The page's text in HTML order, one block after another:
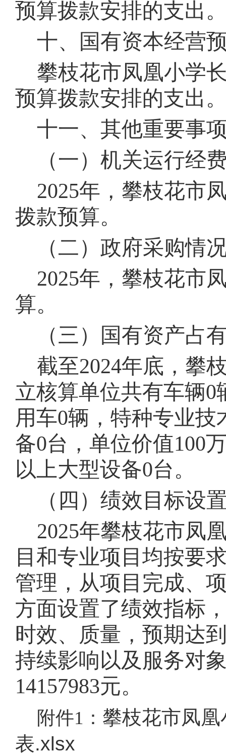
预算拨款安排的支出
十、国有资本经营
攀枝花市凤凰小学
预算拨款安排的支出
十一、其他重要事
（一）机关运行经
2025年，攀枝花市
拨款预算。
（二）政府采购情
2025年，攀枝花市
算。
（三）国有资产占
截至2024年底，攀
立核算单位共有车辆0
用车0辆，特种专业技
备0台，单位价值100
以上大型设备0台。
（四）绩效目标设
2025年攀枝花市凤
目和专业项目均按要
管理， 从项目完成、
方面设置了绩效指标
时效、质量，预期达
持续影响以及服务对
14157983元。
附件1： 攀枝花市凤
表.xlsx